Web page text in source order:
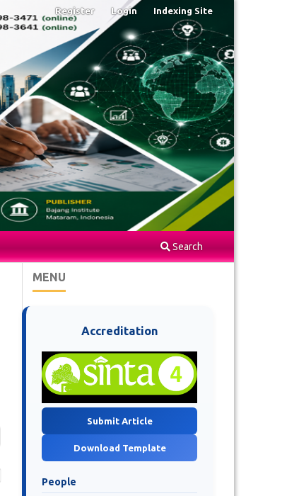
Search
Register Login Indexing Site
MENU
Accreditation
Submit Article
Download Template
People